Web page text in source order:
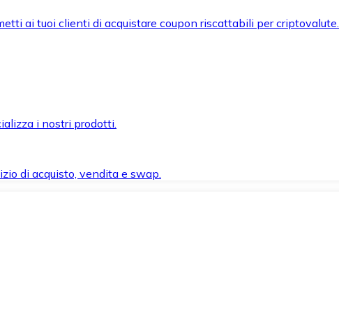
ai tuoi clienti di acquistare coupon riscattabili per criptovalute.
i nostri prodotti.
di acquisto, vendita e swap.